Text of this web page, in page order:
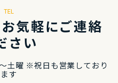
TEL
気軽にご連絡
さい
⼟曜 ※祝⽇も営業しており
ます